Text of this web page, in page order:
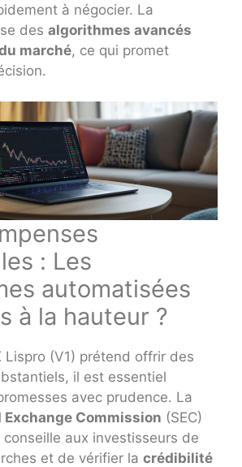
à négocier. La
des algorithmes avancés
marché, ce qui promet
: Les
automatisées
à la hauteur ?
Lispro (V1) prétend offrir des
il est essentiel
avec prudence. La
Commission (SEC)
aux investisseurs de
et de vérifier la crédibilité